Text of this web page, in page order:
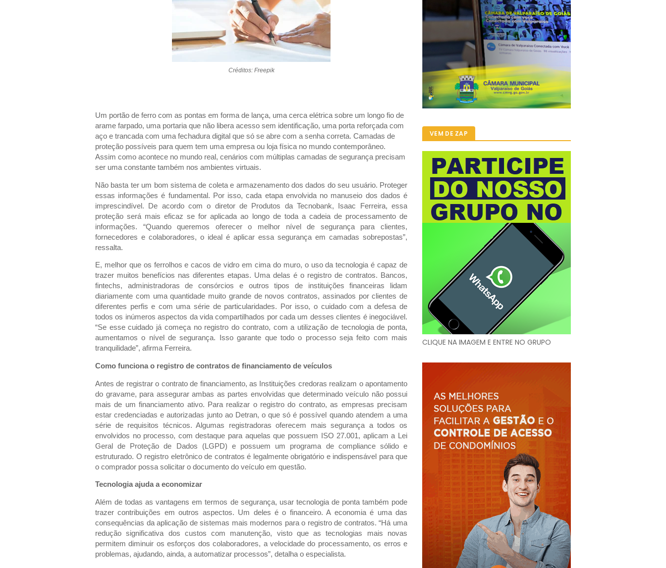
Créditos: Freepik
Um portão de ferro com as pontas em forma de lança, uma cerca elétrica sobre um longo fio de
arame farpado, uma portaria que não libera acesso sem identificação, uma porta reforçada com
aço e trancada com uma fechadura digital que só se abre com a senha correta. Camadas de
proteção possíveis para quem tem uma empresa ou loja física no mundo contemporâneo.
Assim como acontece no mundo real, cenários com múltiplas camadas de segurança precisam
ser uma constante também nos ambientes virtuais.
Não basta ter um bom sistema de coleta e armazenamento dos dados do seu usuário. Proteger
essas informações é fundamental. Por isso, cada etapa envolvida no manuseio dos dados é
imprescindível. De acordo com o diretor de Produtos da Tecnobank, Isaac Ferreira, essa
proteção será mais eficaz se for aplicada ao longo de toda a cadeia de processamento de
informações. “Quando queremos oferecer o melhor nível de segurança para clientes,
fornecedores e colaboradores, o ideal é aplicar essa segurança em camadas sobrepostas”,
ressalta.
E, melhor que os ferrolhos e cacos de vidro em cima do muro, o uso da tecnologia é capaz de
trazer muitos benefícios nas diferentes etapas. Uma delas é o registro de contratos. Bancos,
fintechs, administradoras de consórcios e outros tipos de instituições financeiras lidam
diariamente com uma quantidade muito grande de novos contratos, assinados por clientes de
diferentes perfis e com uma série de particularidades. Por isso, o cuidado com a defesa de
todos os inúmeros aspectos da vida compartilhados por cada um desses clientes é inegociável.
“Se esse cuidado já começa no registro do contrato, com a utilização de tecnologia de ponta,
aumentamos o nível de segurança. Isso garante que todo o processo seja feito com mais
tranquilidade”, afirma Ferreira.
Como funciona o registro de contratos de financiamento de veículos
Antes de registrar o contrato de financiamento, as Instituições credoras realizam o apontamento
do gravame, para assegurar ambas as partes envolvidas que determinado veículo não possui
mais de um financiamento ativo. Para realizar o registro do contrato, as empresas precisam
estar credenciadas e autorizadas junto ao Detran, o que só é possível quando atendem a uma
série de requisitos técnicos. Algumas registradoras oferecem mais segurança a todos os
envolvidos no processo, com destaque para aquelas que possuem ISO 27.001, aplicam a Lei
Geral de Proteção de Dados (LGPD) e possuem um programa de compliance sólido e
estruturado. O registro eletrônico de contratos é legalmente obrigatório e indispensável para que
o comprador possa solicitar o documento do veículo em questão.
Tecnologia ajuda a economizar
Além de todas as vantagens em termos de segurança, usar tecnologia de ponta também pode
trazer contribuições em outros aspectos. Um deles é o financeiro. A economia é uma das
consequências da aplicação de sistemas mais modernos para o registro de contratos. “Há uma
redução significativa dos custos com manutenção, visto que as tecnologias mais novas
permitem diminuir os esforços dos colaboradores, a velocidade do processamento, os erros e
problemas, ajudando, ainda, a automatizar processos”, detalha o especialista.
VEM DE ZAP
CLIQUE NA IMAGEM E ENTRE NO GRUPO